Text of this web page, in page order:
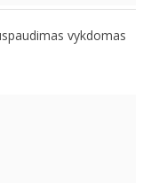
vykdomas